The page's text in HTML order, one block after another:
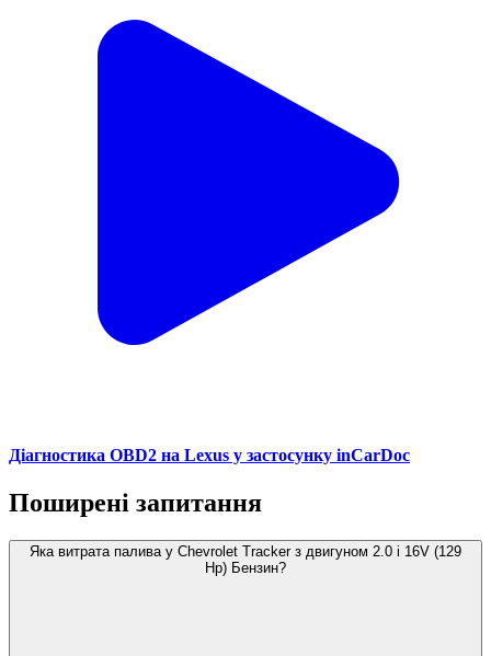
Діагностика OBD2 на Lexus у застосунку inCarDoc
Поширені запитання
Яка витрата палива у Chevrolet Tracker з двигуном 2.0 i 16V (129
Hp) Бензин?